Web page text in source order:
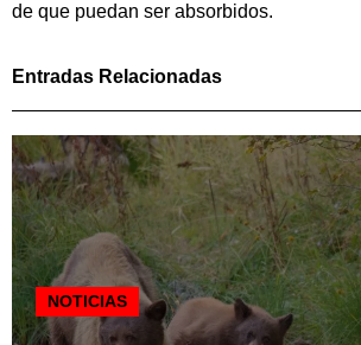
de que puedan ser absorbidos.
Entradas Relacionadas
NOTICIAS